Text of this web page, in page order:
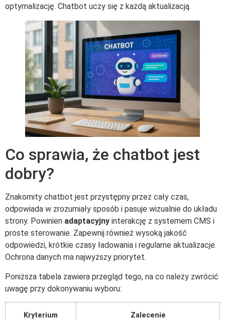
optymalizację. Chatbot uczy się z każdą aktualizacją.
Co sprawia, że chatbot jest
dobry?
Znakomity chatbot jest przystępny przez cały czas,
odpowiada w zrozumiały sposób i pasuje wizualnie do układu
strony. Powinien adaptacyjny interakcję z systemem CMS i
proste sterowanie. Zapewnij również wysoką jakość
odpowiedzi, krótkie czasy ładowania i regularne aktualizacje.
Ochrona danych ma najwyższy priorytet.
Poniższa tabela zawiera przegląd tego, na co należy zwrócić
uwagę przy dokonywaniu wyboru:
Kryterium Zalecenie